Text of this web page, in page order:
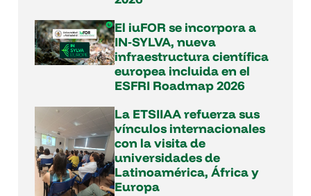
El iuFOR se incorpora a
IN‑SYLVA, nueva
infraestructura científica
europea incluida en el
ESFRI Roadmap 2026
La ETSIIAA refuerza sus
vínculos internacionales
con la visita de
universidades de
Latinoamérica, África y
Europa